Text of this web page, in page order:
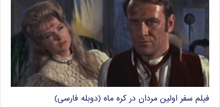
فیلم سفر اولین مردان در کره ماه (دوبله فارسی)